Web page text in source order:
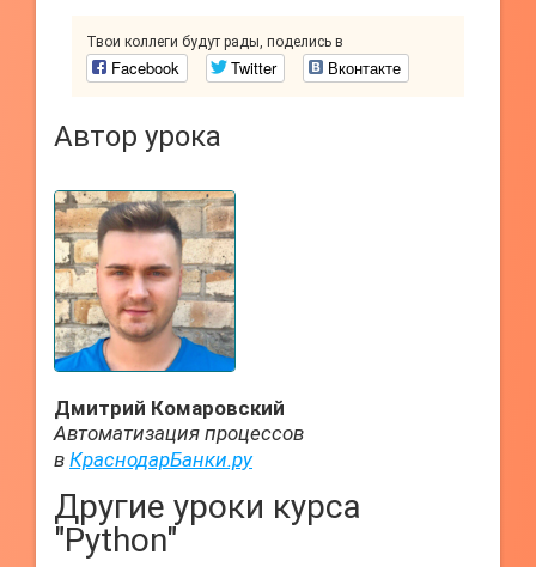
Твои коллеги будут рады, поделись в
Facebook Twitter Вконтакте
Автор урока
Дмитрий Комаровский
Автоматизация процессов
в КраснодарБанки.ру
Другие уроки курса
"Python"